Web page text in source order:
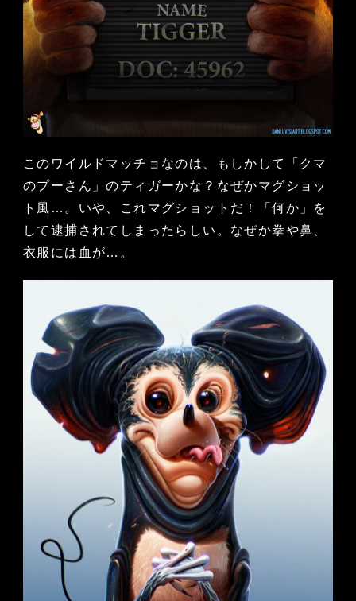
このワイルドマッチョなのは、もしかして「クマ
のプーさん」のティガーかな？なぜかマグショッ
ト風…。いや、これマグショットだ！「何か」を
して逮捕されてしまったらしい。なぜか拳や鼻、
衣服には血が…。